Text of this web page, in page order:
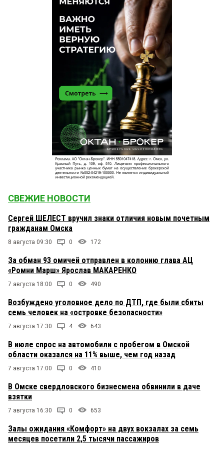
вся из себя театралка, а все остальные дичь
дремучая, так должен вас огорчить: это не так.
Для меня театр — это интерпретация. Поэтому
мне не интересно видеть на сцене буквально то,
что написано.
1 апреля 2025 в 12:06:
Андрей, подскажите Ваш род занятий, если у Вас
есть время, желание и даже умение тупо читать
пьесы. Надеюсь, это не коммерческая тайна.
Андрей 1 апреля 2025 в 09:33:
Анастасия, почему не близкого? Значит, чем-то
близкого, чем-то зацепил, раз берет. Но это ЕГО
прочтение, каждый видит в любой вещи что-то
свое. И вот мне, например, в театре интересно
именно, как увидел ту или иную пьесу
Андрей, режиссер может пригласить для
совместной работы современного драматурга,
чтобы тот на сюжетный ход, заимствованный у
классика написал их совместную пьесу. Если не
пишет сам. А упражняться на творчестве
совершенно не близкого тебе художника..
Достойно ли это? Или постмодернизм пожиже
станет?
Андрей 31 марта 2025 в 14:52:
паразитирует. Пьесы пишутся для многоразовых
одинаково. Драматурги, да и зрители, должны
быть к этому готовы. Другое дело понравилось —
не понравилось, но это уже субъективно. И что за
наивное заявление: пусть режиссер сам
напишет?)) У каждого свои задачи. Драматург
пишет, режиссер ставит так, КАК ОН ВИДИТ. Не
Анастасия 31 марта 2025 в 13:55:
Андрей, а почему режиссеру не написать свою
СВЕЖИЕ НОВОСТИ
Сергей ШЕЛЕСТ вручил знаки отличия новым почетным
гражданам Омска
8 августа 09:30 0 172
За обман 93 омичей отправлен в колонию глава АЦ
«Ромни Марш» Ярослав МАКАРЕНКО
7 августа 18:00 0 490
Возбуждено уголовное дело по ДТП, где были сбиты
семь человек на «островке безопасности»
7 августа 17:30 4 643
В июле спрос на автомобили с пробегом в Омской
области оказался на 11% выше, чем год назад
7 августа 17:00 0 410
В Омске свердловского бизнесмена обвинили в даче
взятки
7 августа 16:30 0 653
Залы ожидания «Комфорт» на двух вокзалах за семь
месяцев посетили 2,5 тысячи пассажиров